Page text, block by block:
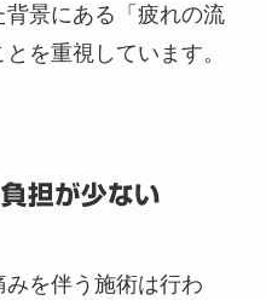
景にある「疲れの流
を重視しています。
担が少ない
を伴う施術は行わ